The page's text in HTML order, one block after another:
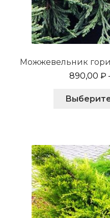
Можжевельник
890,00 ₽